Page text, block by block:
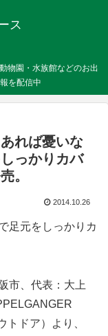
ス
物園・水族館などのお出
を配信中
れば憂いな
っかりカバ
。
2014.10.26
足元をしっかりカ
市、代表：大上
ドア）より、